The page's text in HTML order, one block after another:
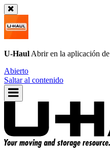
U-Haul Abrir en la aplicación de
Abierto
Saltar al contenido